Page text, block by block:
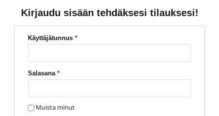
Kirjaudu sisään tehdäksesi tilauksesi!
Käyttäjätunnus*
Salasana*
Muista minut